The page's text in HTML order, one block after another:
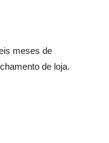
meses de
de loja.